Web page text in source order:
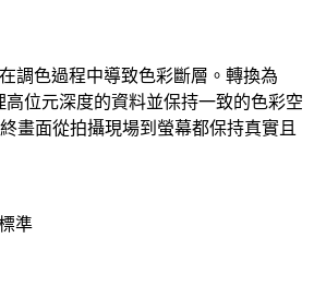
調色過程中導致色彩斷層。轉換為
位元深度的資料並保持一致的色彩空
畫面從拍攝現場到螢幕都保持真實且
準